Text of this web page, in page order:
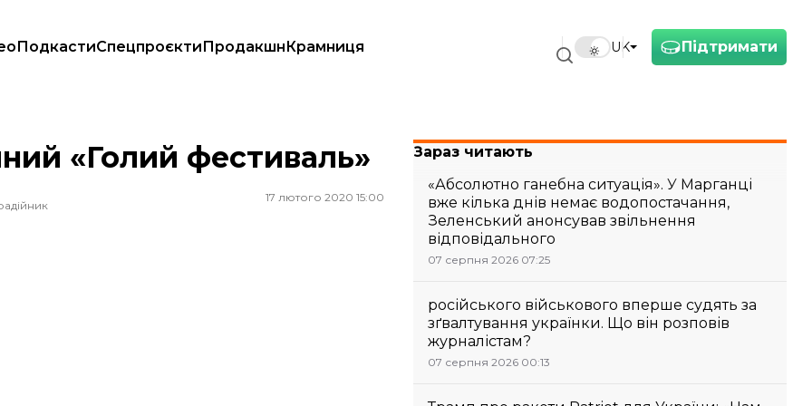
Підтримати
UK
ПодкастиСпецпроєктиПродакшнКрамниця
«Голий фестиваль»
17 лютого 2020 15:00
Зараз читають
«Абсолютно ганебна ситуація». У Марганці
вже кілька днів немає водопостачання,
Зеленський анонсував звільнення
відповідального
07 серпня 2026 07:25
російського військового вперше судять за
зґвалтування українки. Що він розповів
журналістам?
07 серпня 2026 00:13